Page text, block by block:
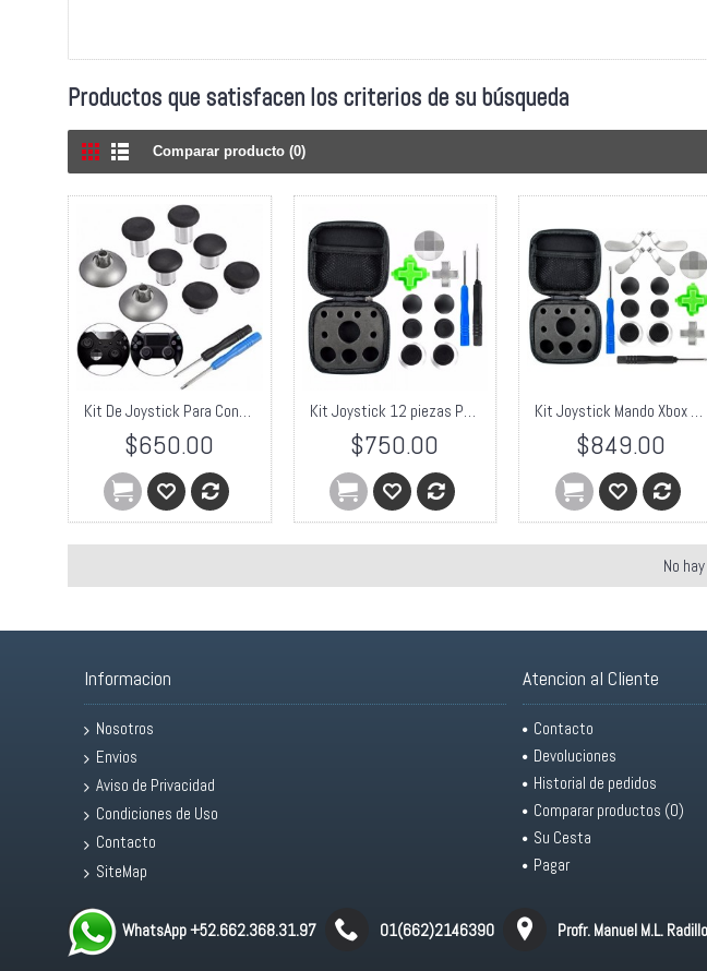
Productos que satisfacen los criterios de su búsqueda
Comparar producto (0)
$650.00 $750.00 $849.00
No
Informacion
Nosotros
Envios
Aviso de Privacidad
Condiciones de Uso
Contacto
SiteMap
Atencion al Cliente
Contacto
Devoluciones
Historial de pedidos
Comparar productos (0)
Su Cesta
Pagar
WhatsApp +52.662.368.31.97 01(662)2146390 Profr. Manuel M.L.